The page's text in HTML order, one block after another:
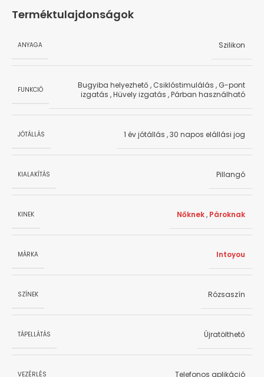
Terméktulajdonságok
ANYAGA Szilikon
FUNKCIÓ Bugyiba helyezhető , Csiklóstimulálás , G-pont
izgatás ,Hüvely izgatás ,Párban használható
JÓTÁLLÁS 1 év jótállás ,30 napos elállási jog
KIALAKÍTÁS Pillangó
KINEK Nőknek, Pároknak
MÁRKA Intoyou
SZÍNEK Rózsaszín
TÁPELLÁTÁS Újratölthető
VEZÉRLÉS Telefonos aplikáció